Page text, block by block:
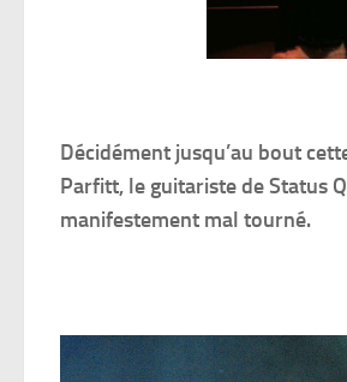
Décidément jusqu’au bout
Parfitt, le guitariste de Status
manifestement mal tourné.